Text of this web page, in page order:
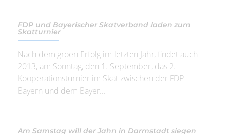
FDP und Bayerischer Skatverband laden zum
Skatturnier
Nach dem groen Erfolg im letzten Jahr, findet auch
2013, am Sonntag, den 1. September, das 2.
Kooperationsturnier im Skat zwischen der FDP
Bayern und dem Bayer...
Am Samstag will der Jahn in Darmstadt siegen